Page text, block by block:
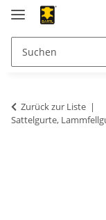
Zurück zur Liste
Sattelgurte,